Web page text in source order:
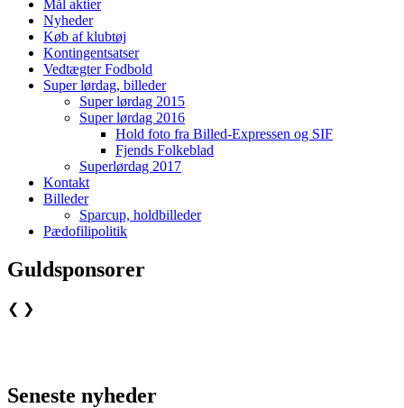
Mål aktier
Nyheder
Køb af klubtøj
Kontingentsatser
Vedtægter Fodbold
Super lørdag, billeder
Super lørdag 2015
Super lørdag 2016
Hold foto fra Billed-Expressen og SIF
Fjends Folkeblad
Superlørdag 2017
Kontakt
Billeder
Sparcup, holdbilleder
Pædofilipolitik
Guldsponsorer
❮ ❯
Seneste nyheder